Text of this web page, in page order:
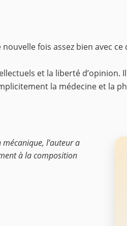
fois assez bien avec
et la liberté d’opinion.
la médecine et la
l’auteur a
à la composition